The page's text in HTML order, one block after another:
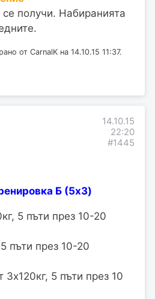
получи. Набиранията
от CarnalK на 14.10.15 11:37.
14.10.15
22:20
#1445
Б (5x3)
5 пъти през 10-20
пъти през 10-20
3х120кг, 5 пъти през 10